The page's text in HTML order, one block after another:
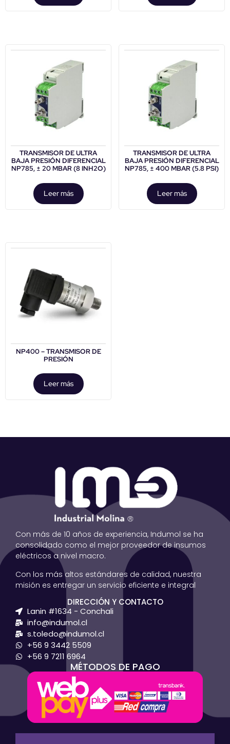
TRANSMISOR DE ULTRA
BAJA PRESIÓN DIFERENCIAL
NP785, ± 20 MBAR (8 INH2O)
Leer más
TRANSMISOR DE ULTRA
BAJA PRESIÓN DIFERENCIAL
NP785, ± 400 MBAR (5.8 PSI)
Leer más
NP400 – TRANSMISOR DE
PRESIÓN
Leer más
Con más de 10 años de experiencia, Indumol se ha
consolidado como el mejor proveedor de insumos
eléctricos a nivel macro.
Con los más altos estándares de calidad, nuestra
misión es entregar un servicio eficiente e integral
DIRECCIÓN Y CONTACTO
Lanin #1634 - Conchali
info@indumol.cl
s.toledo@indumol.cl
+56 9 3442 5509
+56 9 7211 6964
MÉTODOS DE PAGO